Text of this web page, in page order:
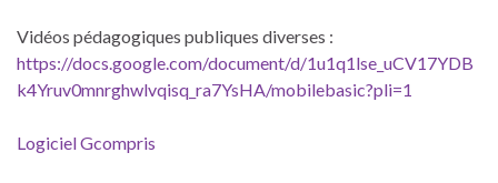
Vidéos pédagogiques publiques diverses :
https://docs.google.com/document/d/1u1q1lse_uCV17YDB
k4Yruv0mnrghwlvqisq_ra7YsHA/mobilebasic?pli=1
Logiciel Gcompris